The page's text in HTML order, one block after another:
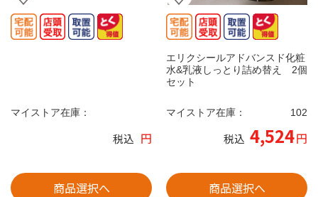
マイストア在庫：
税込 円
商品選択へ
エリクシールアドバンスド化粧
水&乳液しっとり詰め替え 2個
セット
マイストア在庫： 102
税込 4,524円
商品選択へ